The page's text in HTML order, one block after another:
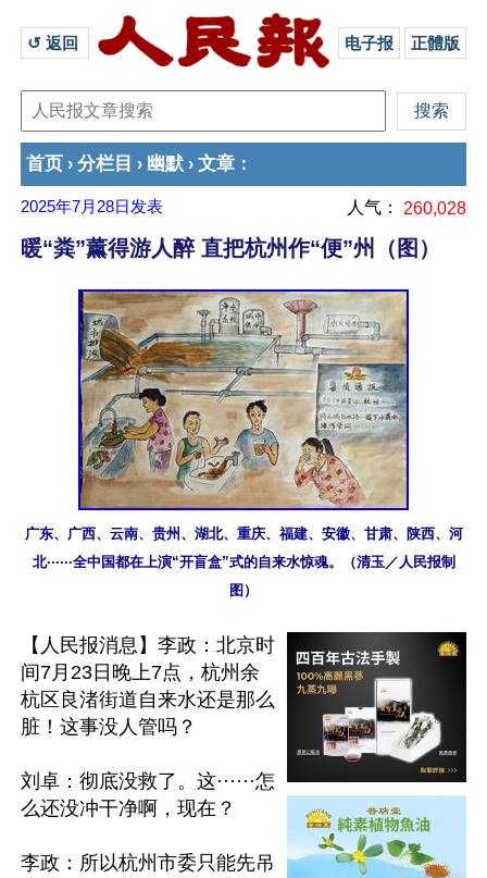
↺ 返回 电子报 正體版
首页 › 分栏目 › 幽默 › 文章 ：
2025年7月28日 发表 人气： 260,028
暖“粪”薰得游人醉 直把杭州作“便”州（图）
广东、广西、云南、贵州、湖北、重庆、福建、安徽、甘肃、陕西、河
北······全中国都在上演“开盲盒”式的自来水惊魂。（清玉／人民报制
图）
【人民报消息】李政：北京时
间7月23日晚上7点，杭州余
杭区良渚街道自来水还是那么
脏！这事没人管吗？
刘卓：彻底没救了。这······怎
么还没冲干净啊，现在？
李政：所以杭州市委只能先吊